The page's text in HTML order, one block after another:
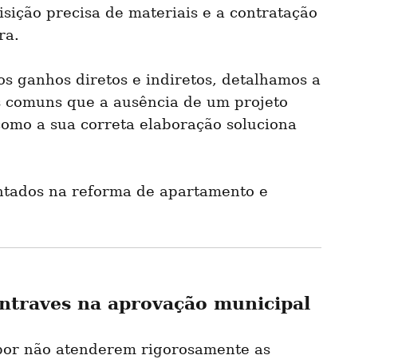
precisa de materiais e a contratação
ganhos diretos e indiretos, detalhamos a
que a ausência de um projeto
a sua correta elaboração soluciona
na reforma de apartamento e
na aprovação municipal
não atenderem rigorosamente as